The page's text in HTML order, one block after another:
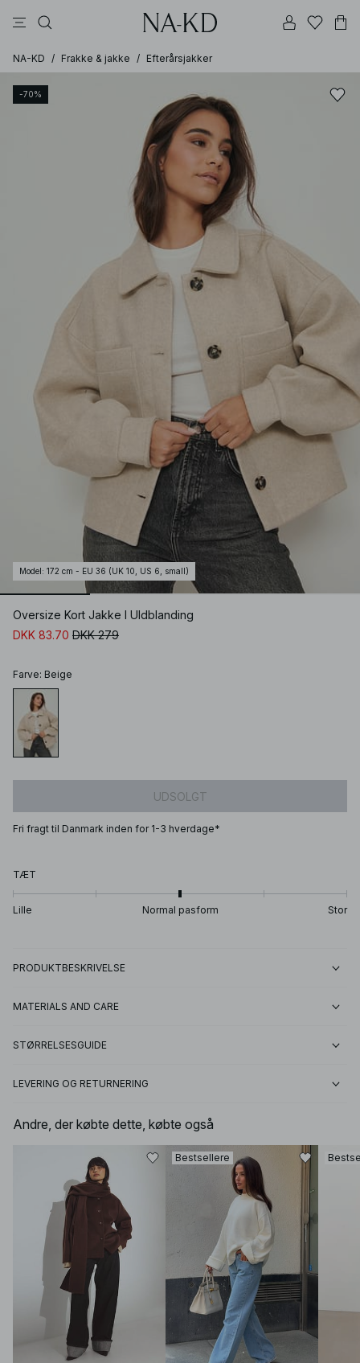
NA-KD / Frakke & jakke / Efterårsjakker
-70%
Model : 172 cm - EU 36 (UK 10, US 6, small)
Oversize Kort Jakke I Uldblanding
DKK 83.70 DKK 279
Farve: Beige
UDSOLGT
Fri fragt til Danmark inden for 1-3 hverdage*
TÆT
Lille Normal pasform Stor
PRODUKTBESKRIVELSE
MATERIALS AND CARE
STØRRELSESGUIDE
LEVERING OG RETURNERING
Andre, der købte dette, købte også
Bestsellere